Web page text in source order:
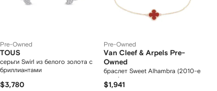
Pre-Owned
TOUS
серьги Swirl из белого золота с
бриллиантами
$3,780
Pre-Owned
Van Cleef & Arpels Pre-
Owned
браслет Sweet Alhambra (2010-е
годы)
$1,941